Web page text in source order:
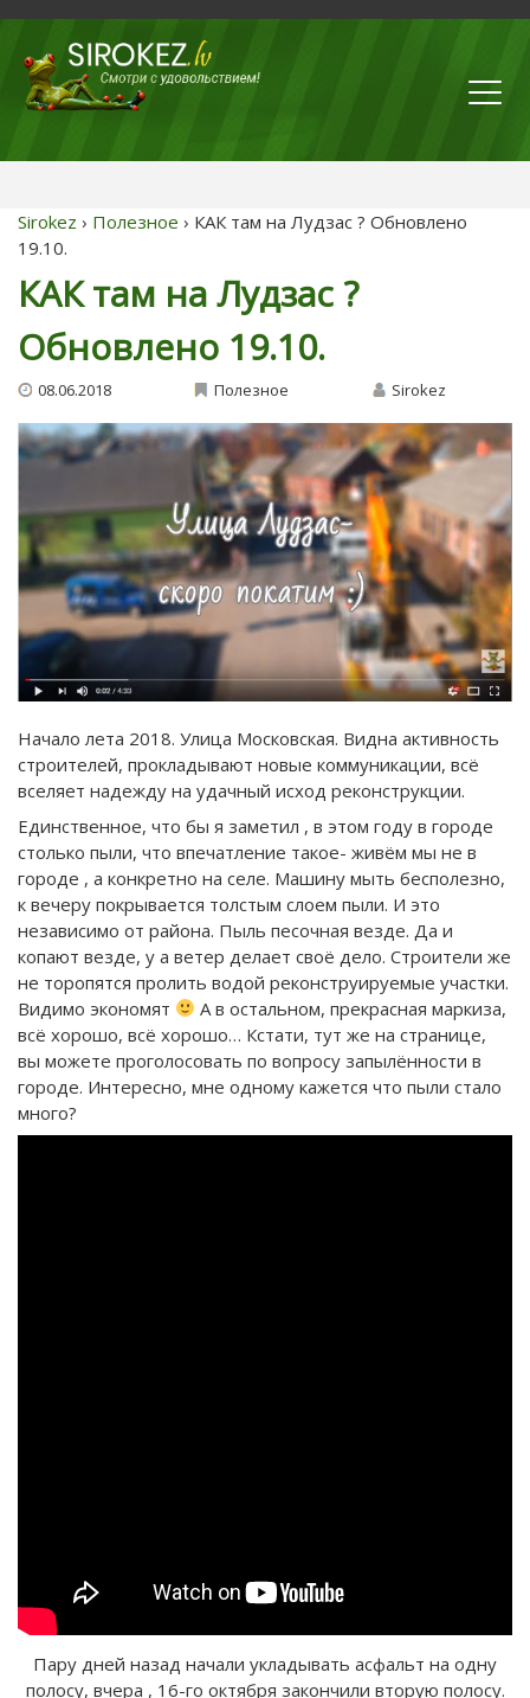
Sirokez › Полезное › КАК там на Лудзас ? Обновлено
19.10.
КАК там на Лудзас ?
Обновлено 19.10.
08.06.2018 Полезное Sirokez
Начало лета 2018. Улица Московская. Видна активность
строителей, прокладывают новые коммуникации, всё
вселяет надежду на удачный исход реконструкции.
Единственное, что бы я заметил , в этом году в городе
столько пыли, что впечатление такое- живём мы не в
городе , а конкретно на селе. Машину мыть бесполезно,
к вечеру покрывается толстым слоем пыли. И это
независимо от района. Пыль песочная везде. Да и
копают везде, у а ветер делает своё дело. Строители же
не торопятся пролить водой реконструируемые участки.
Видимо экономят
А в остальном, прекрасная маркиза,
всё хорошо, всё хорошо… Кстати, тут же на странице,
вы можете проголосовать по вопросу запылённости в
городе. Интересно, мне одному кажется что пыли стало
много?
Пару дней назад начали укладывать асфальт на одну
полосу, вчера , 16-го октября закончили вторую полосу.